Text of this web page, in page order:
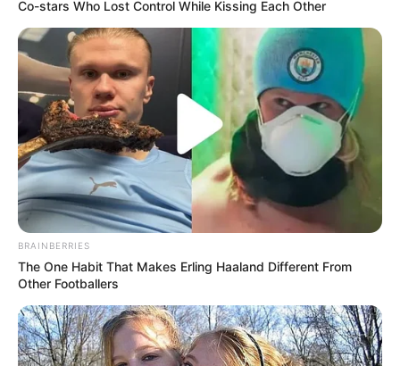
(foto: johnnybros.)
Sinopsis
Urban Myths: Tooth Worms
dari beberapa orang yang diwarnai dengan kisah horor dan teka-
teki.
Co-stars Who Lost Control While Kissing Each Other
BRAINBERRIES
The One Habit That Makes Erling Haaland Different From
Other Footballers